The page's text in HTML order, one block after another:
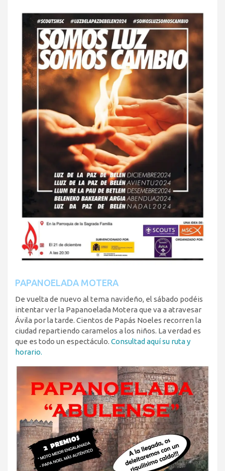
PAPANOELADA MOTERA
De vuelta de nuevo al tema navideño, el sábado podéis
intentar ver la Papanoelada Motera que va a atravesar
Ávila por la tarde. Cientos de Papás Noeles recorren la
ciudad repartiendo caramelos a los niños. La verdad es
que es todo un espectáculo. Consultad aquí su ruta y
horario.